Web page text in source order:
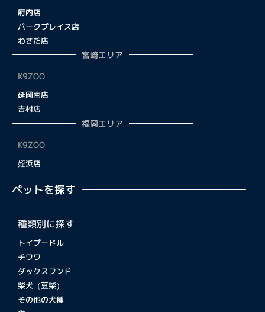
府内店
パークプレイス店
わさだ店
宮崎エリア
K9ZOO
延岡南店
吉村店
福岡エリア
K9ZOO
姪浜店
ペットを探す
種類別に探す
トイプードル
チワワ
ダックスフンド
柴犬（豆柴）
その他の犬種